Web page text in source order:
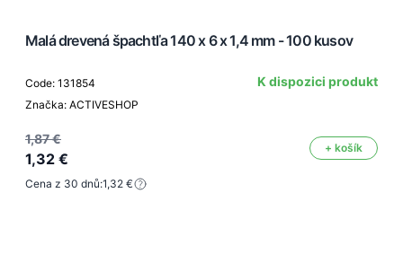
Malá drevená špachtľa 140 x 6 x 1,4 mm - 100 kusov
Code: 131854
Značka: ACTIVESHOP
K dispozici produkt
1,87 €
1,32 €
+ košík
Cena z 30 dnů:1,32 €